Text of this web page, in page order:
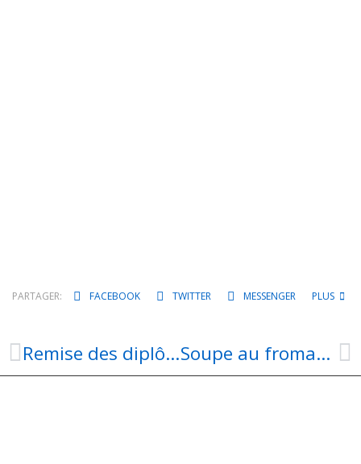
PARTAGER: FACEBOOK TWITTER MESSENGER PLUS
Remise des diplômes au collège de Cransac samedi 28 novembre en présence des élues du département, des Mairie de Cransac et d’Aubin Soupe au fromage pour le Téléthon